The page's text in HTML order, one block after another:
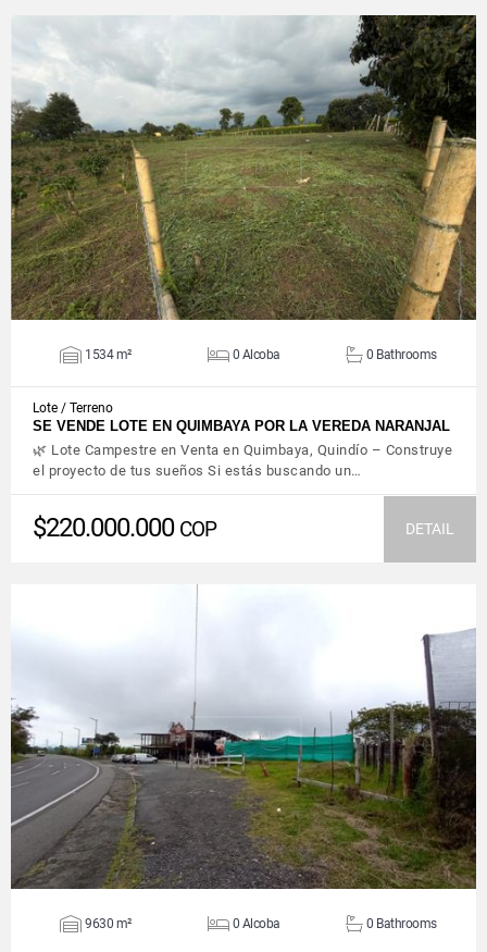
VIEW DETAILS
1534 m² 0 Alcoba 0 Bathrooms
Lote / Terreno
SE VENDE LOTE EN QUIMBAYA POR LA VEREDA NARANJAL
🌿 Lote Campestre en Venta en Quimbaya, Quindío – Construye
el proyecto de tus sueños Si estás buscando un…
$220.000.000 COP DETAIL
VIEW DETAILS
9630 m² 0 Alcoba 0 Bathrooms